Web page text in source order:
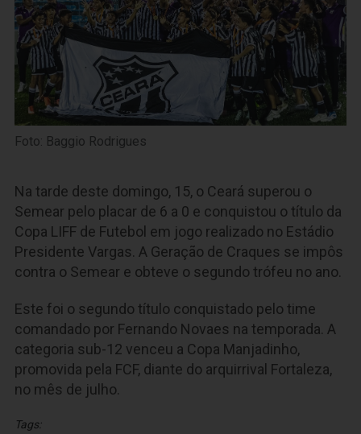
Foto: Baggio Rodrigues
Na tarde deste domingo, 15, o Ceará superou o
Semear pelo placar de 6 a 0 e conquistou o título da
Copa LIFF de Futebol em jogo realizado no Estádio
Presidente Vargas. A Geração de Craques se impôs
contra o Semear e obteve o segundo trófeu no ano.
Este foi o segundo título conquistado pelo time
comandado por Fernando Novaes na temporada. A
categoria sub-12 venceu a Copa Manjadinho,
promovida pela FCF, diante do arquirrival Fortaleza,
no mês de julho.
Tags: